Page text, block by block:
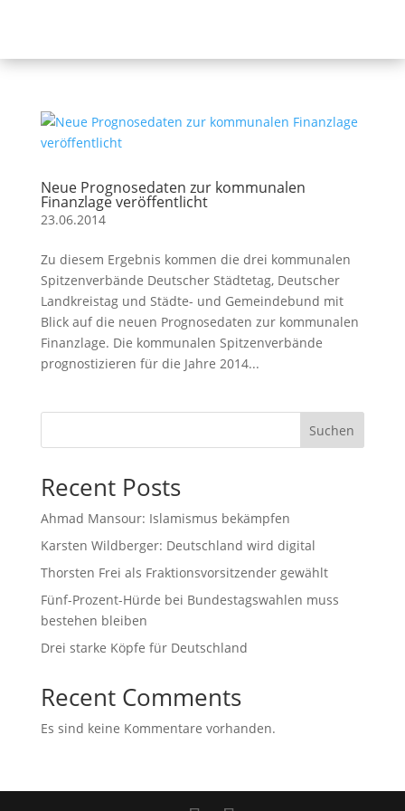
Neue Prognosedaten zur kommunalen
Finanzlage veröffentlicht
23.06.2014
Zu diesem Ergebnis kommen die drei kommunalen
Spitzenverbände Deutscher Städtetag, Deutscher
Landkreistag und Städte- und Gemeindebund mit
Blick auf die neuen Prognosedaten zur kommunalen
Finanzlage. Die kommunalen Spitzenverbände
prognostizieren für die Jahre 2014...
Suchen
Recent Posts
Ahmad Mansour: Islamismus bekämpfen
Karsten Wildberger: Deutschland wird digital
Thorsten Frei als Fraktionsvorsitzender gewählt
Fünf-Prozent-Hürde bei Bundestagswahlen muss
bestehen bleiben
Drei starke Köpfe für Deutschland
Recent Comments
Es sind keine Kommentare vorhanden.